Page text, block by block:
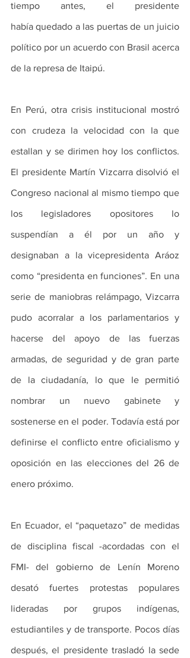
tiempo antes, el presidente
había quedado a las puertas de un juicio
político por un acuerdo con Brasil acerca
de la represa de Itaipú.
En Perú, otra crisis institucional mostró
con crudeza la velocidad con la que
estallan y se dirimen hoy los conflictos.
El presidente Martín Vizcarra disolvió el
Congreso nacional al mismo tiempo que
los legisladores opositores lo
suspendían a él por un año y
designaban a la vicepresidenta Aráoz
como “presidenta en funciones”. En una
serie de maniobras relámpago, Vizcarra
pudo acorralar a los parlamentarios y
hacerse del apoyo de las fuerzas
armadas, de seguridad y de gran parte
de la ciudadanía, lo que le permitió
nombrar un nuevo gabinete y
sostenerse en el poder. Todavía está por
definirse el conflicto entre oficialismo y
oposición en las elecciones del 26 de
enero próximo.
En Ecuador, el “paquetazo” de medidas
de disciplina fiscal -acordadas con el
FMI- del gobierno de Lenín Moreno
desató fuertes protestas populares
lideradas por grupos indígenas,
estudiantiles y de transporte. Pocos días
después, el presidente trasladó la sede